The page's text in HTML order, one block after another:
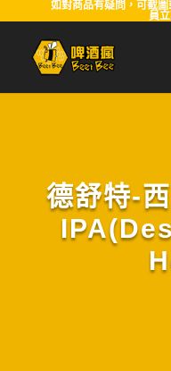
如對商品有疑問，可截
員
德舒特-